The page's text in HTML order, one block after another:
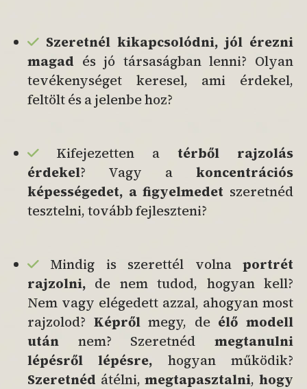
Szeretnél kikapcsolódni, jól érezni
magad és jó társaságban lenni? Olyan
tevékenységet keresel, ami érdekel,
feltölt és a jelenbe hoz?
Kifejezetten a térből rajzolás
érdekel? Vagy a koncentrációs
képességedet, a figyelmedet szeretnéd
tesztelni, tovább fejleszteni?
Mindig is szerettél volnaportrét
rajzolni, de nem tudod, hogyan kell?
Nem vagy elégedett azzal, ahogyan most
rajzolod? Képrőlmegy, de élő modell
után nem? Szeretnédmegtanulni
lépésről lépésre, hogyan működik?
Szeretnéd átélni,megtapasztalni,hogy